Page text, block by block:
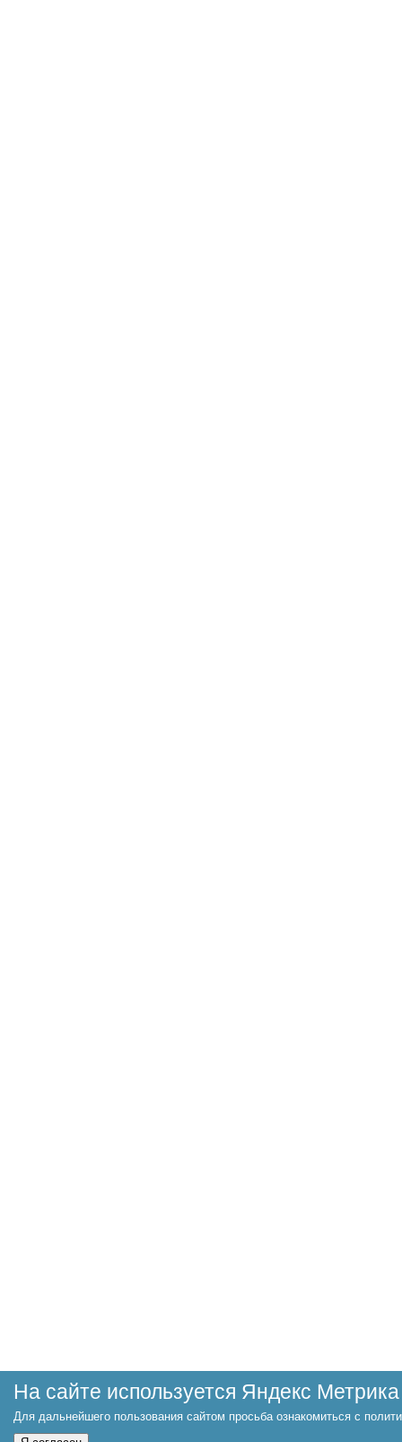
На сайте используется Яндекс Метрика
Для дальнейшего пользования сайтом просьба ознакомиться с